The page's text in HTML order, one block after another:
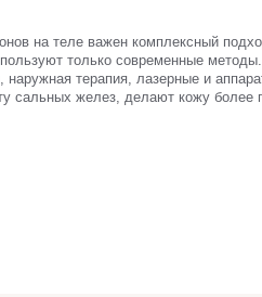
на теле важен комплексный
только современные
наружная терапия, лазерные и
сальных желез, делают кожу более